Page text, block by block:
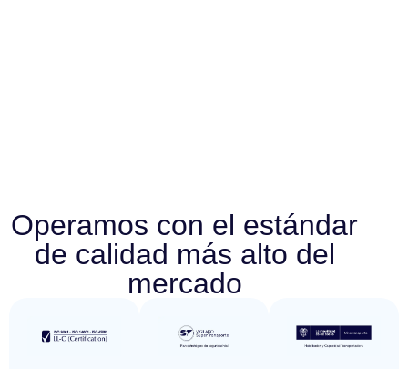
Operamos con el estándar
de calidad más alto del
mercado